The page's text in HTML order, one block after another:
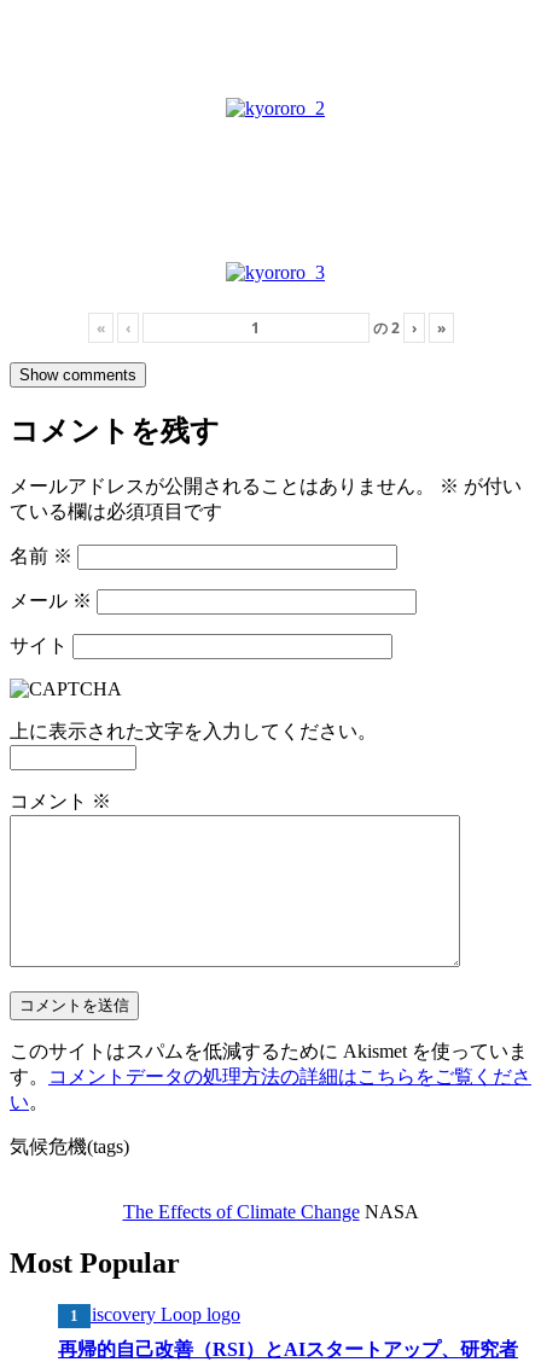
« ‹ の2 › »
Show comments
コメントを残す
メールアドレスが公開されることはありません。 ※ が付い
ている欄は必須項目です
名前 ※
メール ※
サイト
上に表示された文字を入力してください。
コメント ※
このサイトはスパムを低減するために Akismet を使っていま
す。
コメントデータの処理方法の詳細はこちらをご覧くださ
い。
気候危機(tags)
The Effects of Climate ChangeNASA
Most Popular
再帰的自己改善（RSI）とAIスタートアップ、研究者